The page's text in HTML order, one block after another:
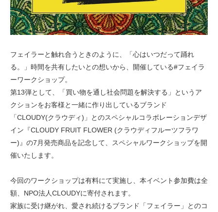
フェイラーと触れ合うときのように、「心はいつだって踊れ
る。」時間を共有したいとの想いから、開催している#フェイラ
ーワークショップ。
第13弾として、「買い物を通し社会問題を解決する」というア
クションをお客様と一緒に作り出しているブランド
「CLOUDY(クラウディ)」とのスペシャルコラボレーションデザ
イン『CLOUDY FRUIT FLOWER (クラウディフルーツフラワ
ー)』の7月発売商品を記念して、スペシャルワークショップを開
催いたします。
今回のワークショップは有料にて実施し、本イベント参加費は全
額、NPO法人CLOUDYに寄付されます。
家族に受け継がれ、愛され続けるブランド「フェイラー」とのコ